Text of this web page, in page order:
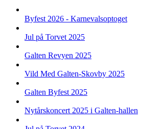
Byfest 2026 - Karnevalsoptoget
Jul på Torvet 2025
Galten Revyen 2025
Vild Med Galten-Skovby 2025
Galten Byfest 2025
Nytårskoncert 2025 i Galten-hallen